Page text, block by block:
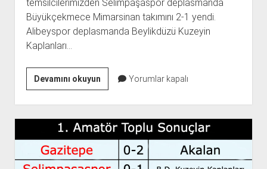
temsilcilerimizden Selimpaşaspor deplasmanda
Büyükçekmece Mimarsinan takımını 2-1 yendi.
Alibeyspor deplasmanda Beylikdüzü Kuzeyin
Kaplanları…
Devamını okuyun1.
AMATÖR’DE
HAFTANIN
SONUÇLARI
Yorumlar kapalı